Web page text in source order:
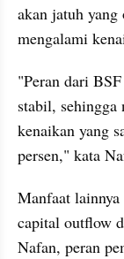
akan jatuh
mengalami
"Peran dari
stabil,
kenaikan yang
persen," kata
Manfaat
capital outflow
Nafan, peran